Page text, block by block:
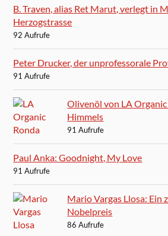
B. Traven, alias Ret Marut, verlegt in
Herzogstrasse
92 Aufrufe
Peter Drucker, der unprofessorale
91 Aufrufe
Olivenöl von LA
Himmels
91 Aufrufe
Paul Anka: Goodnight, My Love
91 Aufrufe
Mario Vargas Llosa: Ein
Nobelpreis
86 Aufrufe